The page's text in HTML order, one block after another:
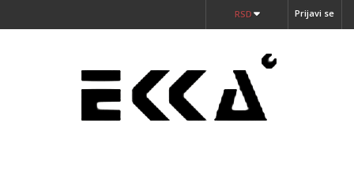
Prijavi se
RSD